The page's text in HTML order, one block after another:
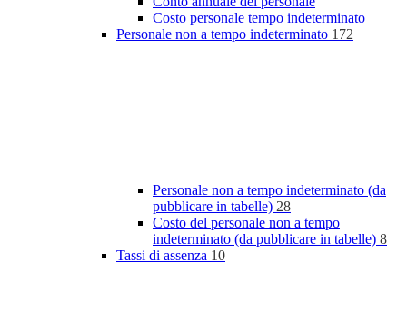
Costo personale tempo indeterminato
Personale non a tempo indeterminato 172
Personale non a tempo indeterminato (da
pubblicare in tabelle) 28
Costo del personale non a tempo
indeterminato (da pubblicare in tabelle) 8
Tassi di assenza 10